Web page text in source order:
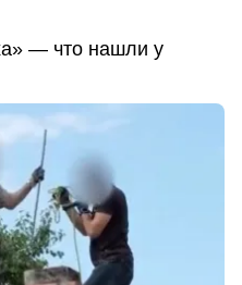
— что нашли у